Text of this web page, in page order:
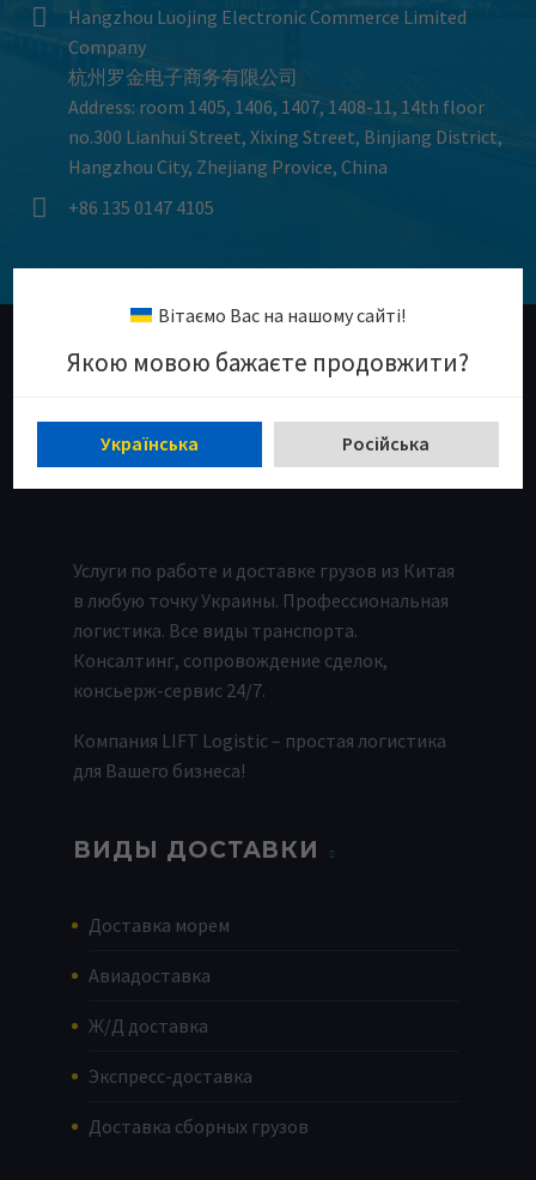


Hangzhou Luojing Electronic Commerce Limited
Company
杭州罗金电子商务有限公司
Address: room 1405, 1406, 1407, 1408-11, 14th floor
no.300 Lianhui Street, Xixing Street, Binjiang District,
Hangzhou City, Zhejiang Provice, China

 +86 135 0147 4105
Услуги по работе и доставке грузов из Китая
в любую точку Украины. Профессиональная
логистика. Все виды транспорта.
Консалтинг, сопровождение сделок,
консьерж-сервис 24/7.
Компания LIFT Logistic – простая логистика
для Вашего бизнеса!
ВИДЫ ДОСТАВКИ
Доставка морем
Авиадоставка
Ж/Д доставка
Экспресс-доставка
Доставка сборных грузов
Biтaємo Bac нa нaшoму caйтi!
Якoю мoвoю бaжaєтe пpoдoвжити?
Укpaїнcькa Рoсiйcькa